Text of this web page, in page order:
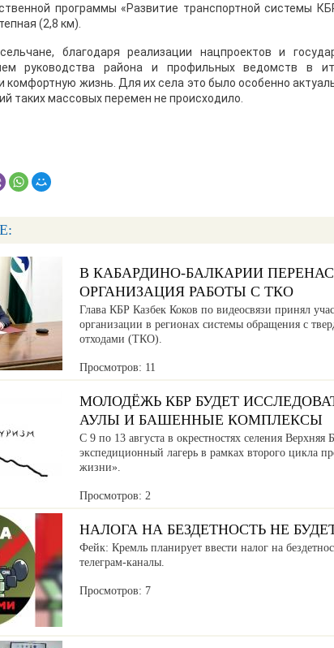
программы «Развитие транспортной системы
(2,8 км).
благодаря реализации нацпроектов и
руководства района и профильных ведомств в
комфортную жизнь. Для их села это было особенно
таких массовых перемен не происходило.
В КАБАРДИНО-БАЛКАРИИ
ОРГАНИЗАЦИЯ РАБОТЫ С ТКО
Глава КБР Казбек Коков по видеосвязи принял
организации в регионах системы обращения с
отходами (ТКО).
Просмотров: 11
МОЛОДЁЖЬ КБР БУДЕТ
АУЛЫ И БАШЕННЫЕ КОМПЛЕКСЫ
С 9 по 13 августа в окрестностях селения Верхняя
экспедиционный лагерь в рамках второго цикла
жизни».
Просмотров: 2
НАЛОГА НА БЕЗДЕТНОСТЬ НЕ
Фейк: Кремль планирует ввести налог на
телеграм-каналы.
Просмотров: 7